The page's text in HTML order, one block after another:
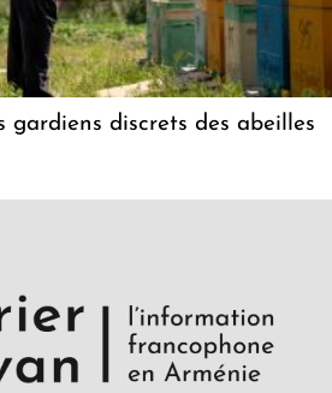
gardiens discrets des abeilles